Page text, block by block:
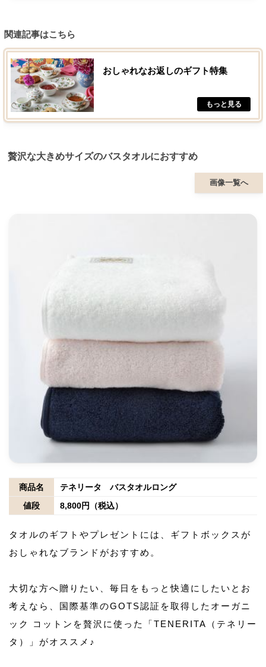
関連記事はこちら
おしゃれなお返しのギフト特集
贅沢な大きめサイズのバスタオルにおすすめ
画像一覧へ
商品名
テネリータ バスタオルロング
値段
8,800円（税込）
タオルのギフトやプレゼントには、ギフトボックスが
おしゃれなブランドがおすすめ。
大切な方へ贈りたい、毎日をもっと快適にしたいとお
考えなら、国際基準のGOTS認証を取得したオーガニ
ック コットンを贅沢に使った「TENERITA（テネリー
タ）」がオススメ♪